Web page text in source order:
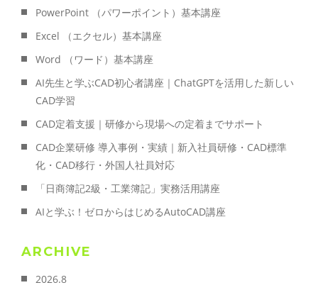
PowerPoint （パワーポイント）基本講座
Excel （エクセル）基本講座
Word （ワード）基本講座
AI先生と学ぶCAD初心者講座｜ChatGPTを活用した新しい
CAD学習
CAD定着支援｜研修から現場への定着までサポート
CAD企業研修 導入事例・実績｜新入社員研修・CAD標準
化・CAD移行・外国人社員対応
「日商簿記2級・工業簿記」実務活用講座
AIと学ぶ！ゼロからはじめるAutoCAD講座
ARCHIVE
2026.8